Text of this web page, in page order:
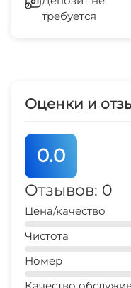
требуется
Оценки и
0.0
Отзывов: 0
Цена/качество
Чистота
Номер